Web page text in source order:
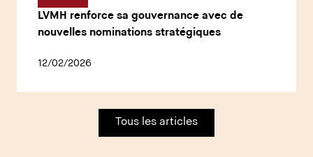
LVMH renforce sa gouvernance avec de
nouvelles nominations stratégiques
12/02/2026
Tous les articles